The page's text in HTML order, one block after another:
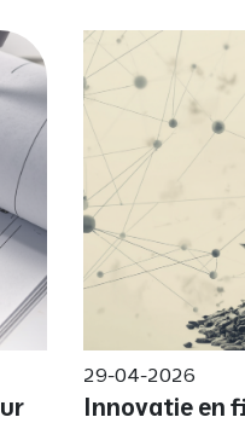
29-04-2026
Innovatie en